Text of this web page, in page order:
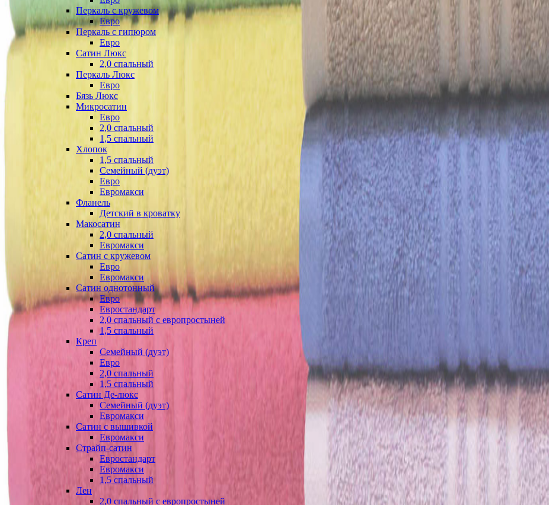
Перкаль с кружевом
Евро
Перкаль с гипюром
Евро
Сатин Люкс
2,0 спальный
Перкаль Люкс
Евро
Бязь Люкс
Микросатин
Евро
2,0 спальный
1,5 спальный
Хлопок
1,5 спальный
Семейный (дуэт)
Евро
Евромакси
Фланель
Детский в кроватку
Макосатин
2,0 спальный
Евромакси
Сатин с кружевом
Евро
Евромакси
Сатин однотонный
Евро
Евростандарт
2,0 спальный с европростыней
1,5 спальный
Креп
Семейный (дуэт)
Евро
2,0 спальный
1,5 спальный
Сатин Де-люкс
Семейный (дуэт)
Евромакси
Сатин с вышивкой
Евромакси
Страйп-сатин
Евростандарт
Евромакси
1,5 спальный
Лен
2,0 спальный с европростыней